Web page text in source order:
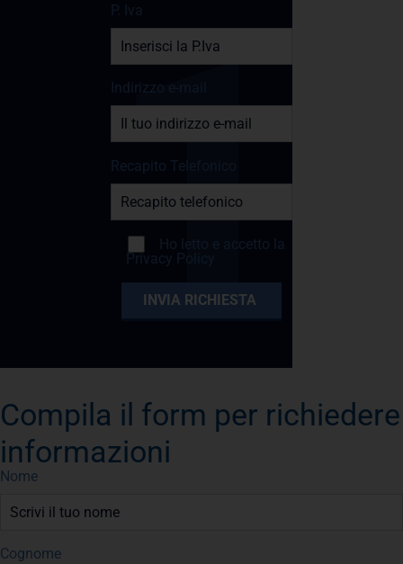
P. Iva
Indirizzo e-mail
Recapito Telefonico
Ho letto e accetto la
Privacy Policy
Compila il form per richiedere
informazioni
Nome
Cognome